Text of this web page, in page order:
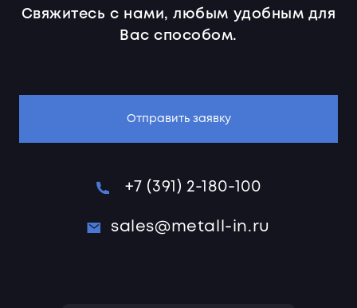
Свяжитесь с нами, любым удобным для
Вас способом.
Отправить заявку
+7 (391) 2-180-100
sales@metall-in.ru